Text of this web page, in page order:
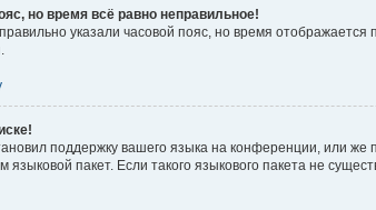
но время всё равно неправильное!
указали часовой пояс, но время
поддержку вашего языка на конференции, или
языковой пакет. Если такого языкового пакета не